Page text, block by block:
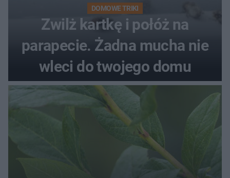
DOMOWE TRIKI
Zwilż kartkę i połóż na
parapecie. Żadna mucha nie
wleci do twojego domu